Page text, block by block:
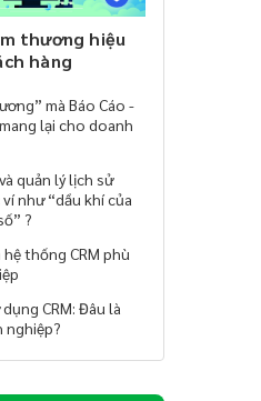
thương hiệu
hàng
mà Báo Cáo -
lại cho doanh
quản lý lịch sử
như “dầu khí của
?
thống CRM phù
CRM: Đâu là
nghiệp?